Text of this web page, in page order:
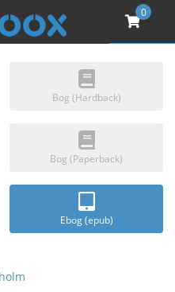
0
Bog (Hardback)
Bog (Paperback)
Ebog (epub)